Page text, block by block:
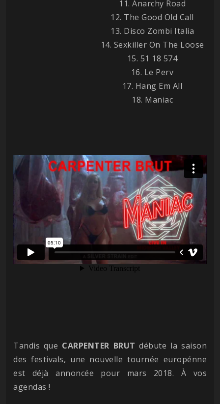
11. Anarchy Road
12. The Good Old Call
13. Disco Zombi Italia
14. Sexkiller On The Loose
15. 51 18 574
16. Le Perv
17. Hang Em All
18. Maniac
Tandis que CARPENTER BRUT débute la saison
des festivals, une nouvelle tournée europénne
est déjà annoncée pour mars 2018. À vos
agendas !